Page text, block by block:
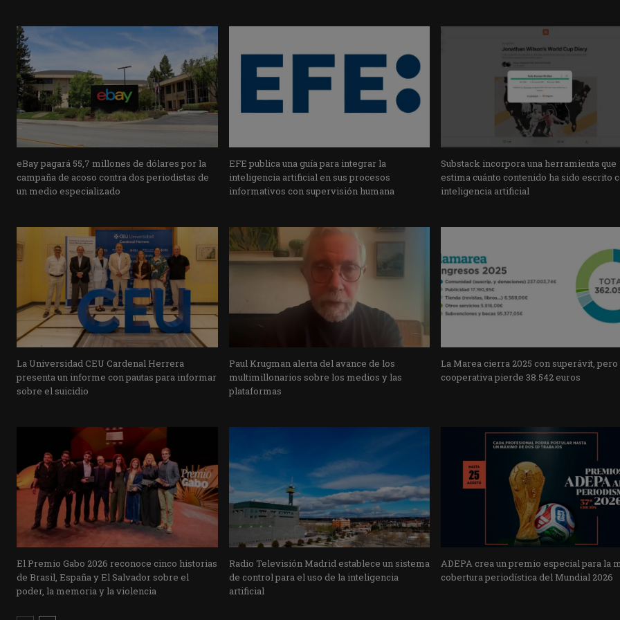
eBay pagará 55,7 millones de dólares por la
campaña de acoso contra dos periodistas de
un medio especializado
EFE publica una guía para integrar la
inteligencia artificial en sus procesos
informativos con supervisión humana
Substack incorpora una herramienta que
estima cuánto contenido ha sido escrito
inteligencia artificial
La Universidad CEU Cardenal Herrera
presenta un informe con pautas para informar
sobre el suicidio
Paul Krugman alerta del avance de los
multimillonarios sobre los medios y las
plataformas
La Marea cierra 2025 con superávit, pero
cooperativa pierde 38.542 euros
El Premio Gabo 2026 reconoce cinco historias
de Brasil, España y El Salvador sobre el
poder, la memoria y la violencia
Radio Televisión Madrid establece un sistema
de control para el uso de la inteligencia
artificial
ADEPA crea un premio especial para la
cobertura periodística del Mundial 2026